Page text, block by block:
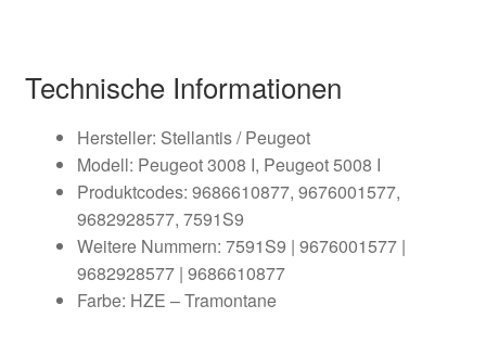
Technische Informationen
Hersteller: Stellantis / Peugeot
Modell: Peugeot 3008 I, Peugeot 5008 I
Produktcodes: 9686610877, 9676001577,
9682928577, 7591S9
Weitere Nummern: 7591S9 | 9676001577 |
9682928577 | 9686610877
Farbe: HZE – Tramontane